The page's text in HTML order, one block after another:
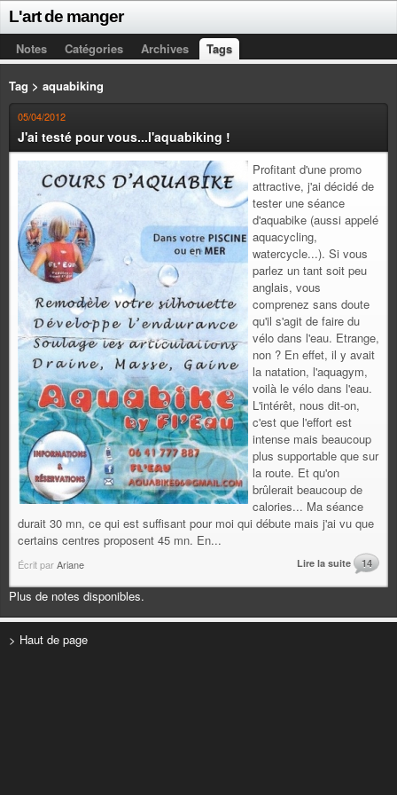
L'art de manger
Notes Catégories Archives Tags
Tag > aquabiking
05/04/2012
J'ai testé pour vous...l'aquabiking !
Profitant d'une promo
attractive, j'ai décidé de
tester une séance
d'aquabike (aussi appelé
aquacycling,
watercycle...). Si vous
parlez un tant soit peu
anglais, vous
comprenez sans doute
qu'il s'agit de faire du
vélo dans l'eau. Etrange,
non ? En effet, il y avait
la natation, l'aquagym,
voilà le vélo dans l'eau.
L'intérêt, nous dit-on,
c'est que l'effort est
intense mais beaucoup
plus supportable que sur
la route. Et qu'on
brûlerait beaucoup de
calories... Ma séance
durait 30 mn, ce qui est suffisant pour moi qui débute mais j'ai vu que
certains centres proposent 45 mn. En...
Écrit parAriane Lire la suite 14
Plus de notes disponibles.
> Haut de page